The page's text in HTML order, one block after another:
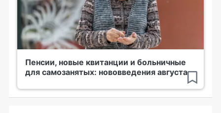
Пенсии, новые квитанции и больничные
для самозанятых: нововведения августа